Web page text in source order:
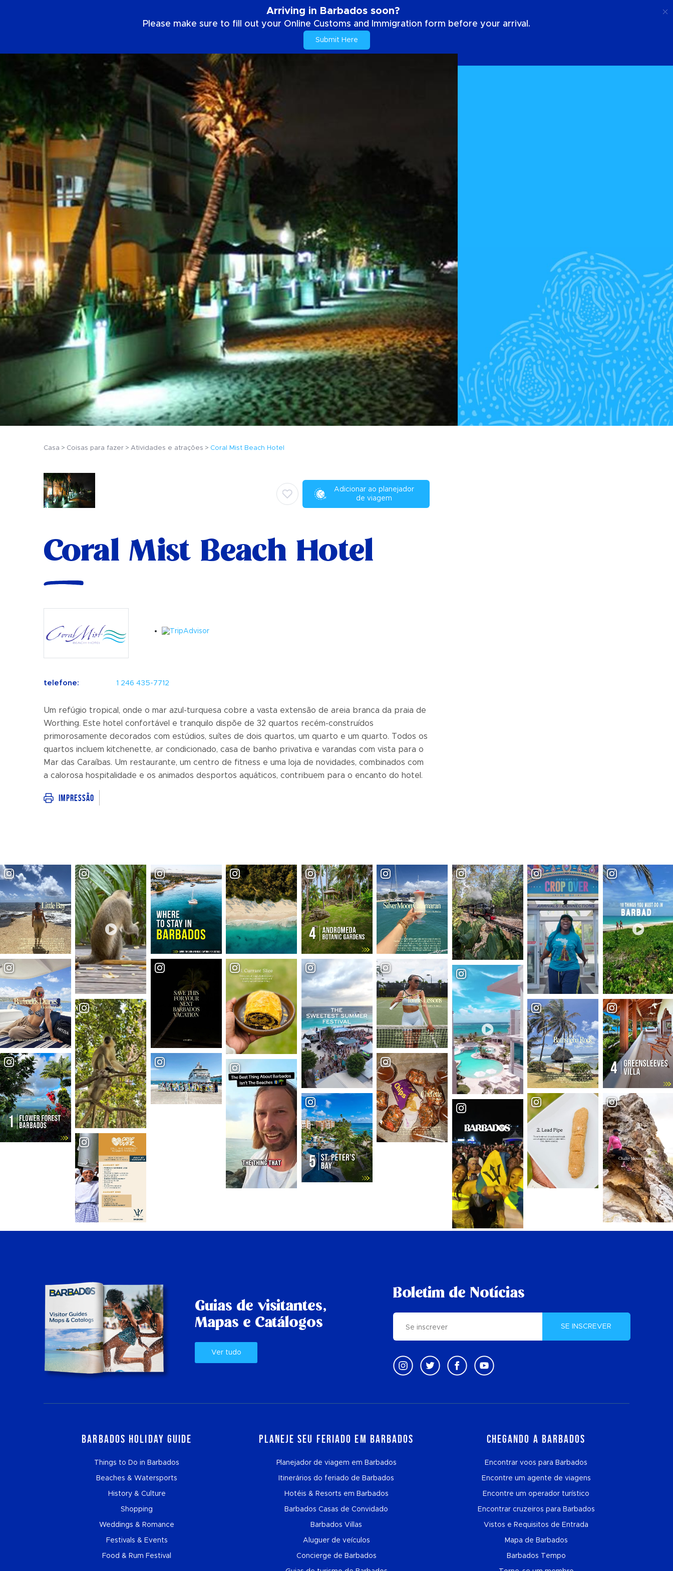
Arriving in Barbados soon?
Please make sure to fill out your Online Customs and Immigration form before your arrival.
Submit Here
Casa Coisas para fazer Atividades e atrações Coral Mist Beach Hotel
Adicionar ao planejador
de viagem
Coral Mist Beach Hotel
telefone: 1 246 435-7712
Um refúgio tropical, onde o mar azul-turquesa cobre a vasta extensão de areia branca da praia de
Worthing. Este hotel confortável e tranquilo dispõe de 32 quartos recém-construídos
primorosamente decorados com estúdios, suítes de dois quartos, um quarto e um quarto. Todos os
quartos incluem kitchenette, ar condicionado, casa de banho privativa e varandas com vista para o
Mar das Caraíbas. Um restaurante, um centro de fitness e uma loja de novidades, combinados com
a calorosa hospitalidade e os animados desportos aquáticos, contribuem para o encanto do hotel.
Impressão
Guias de visitantes,
Mapas e Catálogos
Ver tudo
Boletim de Notícias
SE INSCREVER
Barbados Holiday Guide
Things to Do in Barbados
Beaches & Watersports
History & Culture
Shopping
Weddings & Romance
Festivals & Events
Food & Rum Festival
Planeje seu feriado em Barbados
Planejador de viagem em Barbados
Itinerários do feriado de Barbados
Hotéis & Resorts em Barbados
Barbados Casas de Convidado
Barbados Villas
Aluguer de veículos
Concierge de Barbados
Chegando a Barbados
Encontrar voos para Barbados
Encontre um agente de viagens
Encontre um operador turístico
Encontrar cruzeiros para Barbados
Vistos e Requisitos de Entrada
Mapa de Barbados
Barbados Tempo